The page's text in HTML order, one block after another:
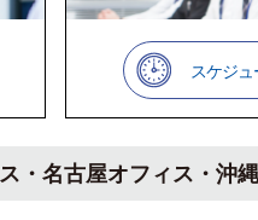
スケジ
・名古屋オフィス・沖